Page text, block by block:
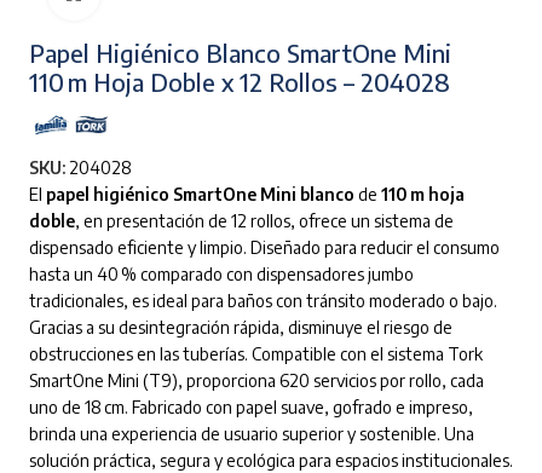
Papel Higiénico Blanco SmartOne Mini
110 m Hoja Doble x 12 Rollos – 204028
SKU: 204028
El papel higiénico SmartOne Mini blanco de 110 m hoja
doble, en presentación de 12 rollos, ofrece un sistema de
dispensado eficiente y limpio. Diseñado para reducir el consumo
hasta un 40 % comparado con dispensadores jumbo
tradicionales, es ideal para baños con tránsito moderado o bajo.
Gracias a su desintegración rápida, disminuye el riesgo de
obstrucciones en las tuberías. Compatible con el sistema Tork
SmartOne Mini (T9), proporciona 620 servicios por rollo, cada
uno de 18 cm. Fabricado con papel suave, gofrado e impreso,
brinda una experiencia de usuario superior y sostenible. Una
solución práctica, segura y ecológica para espacios institucionales.